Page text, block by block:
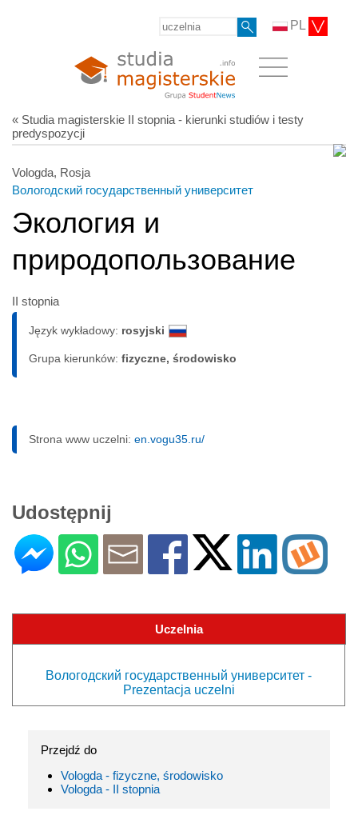
PL
« Studia magisterskie II stopnia - kierunki studiów i testy
predyspozycji
Vologda, Rosja
Вологодский государственный университет
Экология и
природопользование
II stopnia
Język wykładowy: rosyjski
Grupa kierunków: fizyczne, środowisko
Strona www uczelni: en.vogu35.ru/
Udostępnij
Uczelnia
Вологодский государственный университет -
Prezentacja uczelni
Przejdź do
Vologda - fizyczne, środowisko
Vologda - II stopnia